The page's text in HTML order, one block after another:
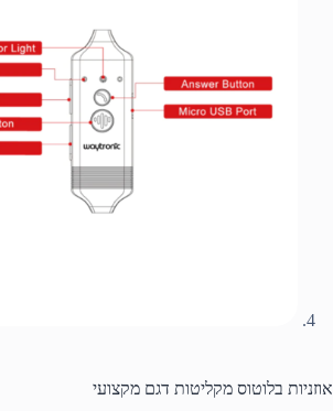
אוזניות בלוטוס מקליטות דגם מקצועי